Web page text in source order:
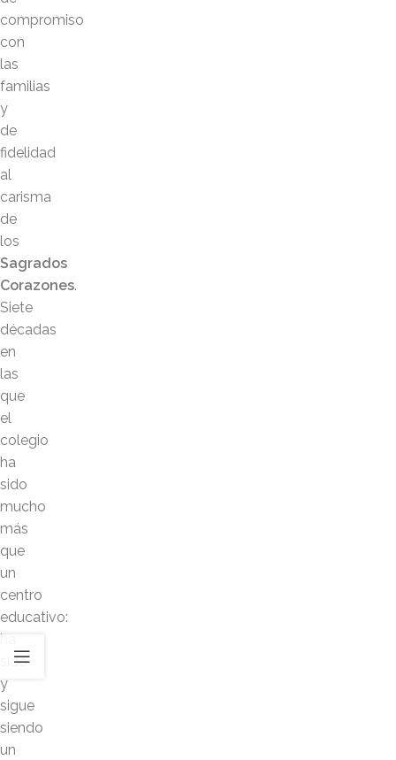
compromiso
con
las
familias
y
de
fidelidad
al
carisma
de
los
Sagrados
Corazones.
Siete
décadas
en
las
que
el
colegio
ha
sido
mucho
más
que
un
centro
educativo:
ha
sido
y
sigue
siendo
un